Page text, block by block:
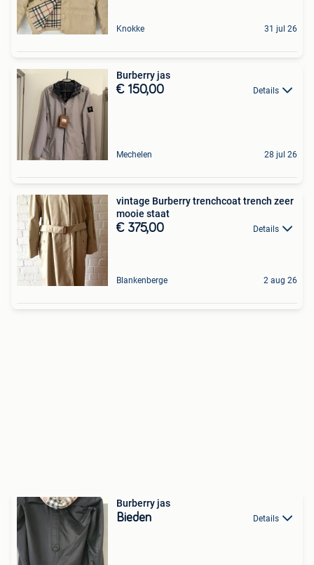
Knokke 31 jul 26
Burberry jas
€ 150,00 Details
Mechelen 28 jul 26
vintage Burberry trenchcoat trench zeer
mooie staat
€ 375,00 Details
Blankenberge 2 aug 26
Burberry jas
Bieden Details